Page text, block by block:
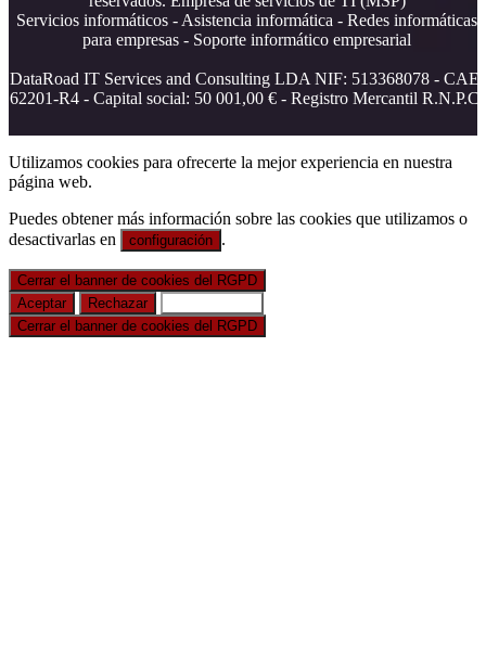
Servicios informáticos - Asistencia informática - Redes informáticas
para empresas - Soporte informático empresarial
DataRoad IT Services and Consulting LDA NIF: 513368078 - CAE:
62201-R4 - Capital social: 50 001,00 € - Registro Mercantil R.N.P.C.
Utilizamos cookies para ofrecerte la mejor experiencia en nuestra
página web.
Puedes obtener más información sobre las cookies que utilizamos o
desactivarlas en
configuración .
Cerrar el banner de cookies del RGPD
Aceptar
Rechazar
Cerrar el banner de cookies del RGPD